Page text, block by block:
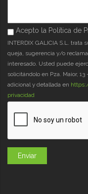
Acepto la Política de
Acepto la Política de
INTERDIX GALICIA S.L. trata
queja, sugerencia y/o
interesado. Usted puede
solicitándolo en Pza. Maior,
adicional y detallada en
privacidad